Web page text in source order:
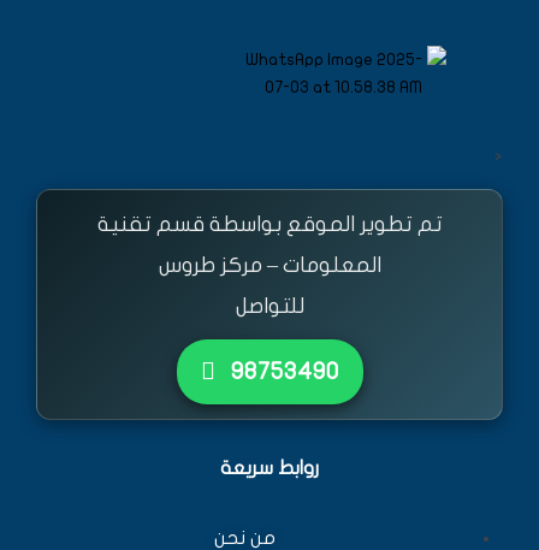
<
تم تطوير الموقع بواسطة قسم تقنية
المعلومات – مركز طروس
للتواصل
٩٨٧٥٣٤٩٠
روابط سريعة
من نحن